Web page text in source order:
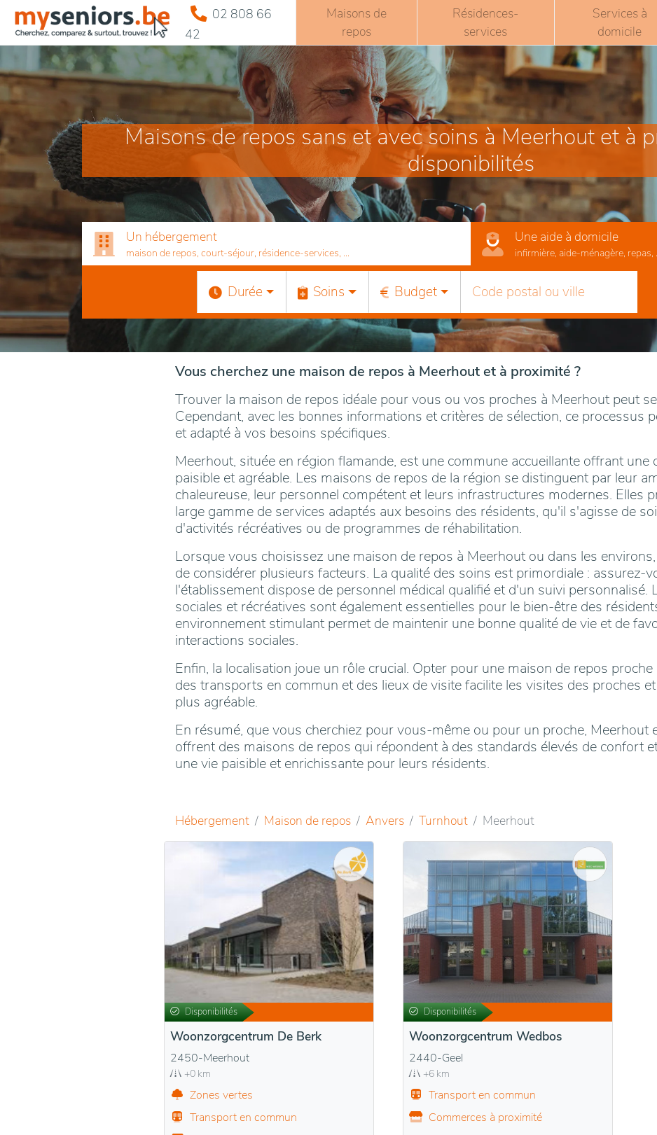
02 808 66
42
Maisons de
repos
Résidences-
services
Services à
domicile
Maisons de repos sans et avec soins à Meerhout et à
disponibilités
Un hébergement
maison de repos, court-séjour, résidence-services, ...
Une aide à domicile
infirmière, aide-ménagère, repas,
Durée Soins Budget
Vous cherchez une maison de repos à Meerhout et à proximité ?
Trouver la maison de repos idéale pour vous ou vos proches à Meerhout peut
Cependant, avec les bonnes informations et critères de sélection, ce processus
et adapté à vos besoins spécifiques.
Meerhout, située en région flamande, est une commune accueillante offrant une
paisible et agréable. Les maisons de repos de la région se distinguent par leur
chaleureuse, leur personnel compétent et leurs infrastructures modernes. Elles
large gamme de services adaptés aux besoins des résidents, qu'il s'agisse de
d'activités récréatives ou de programmes de réhabilitation.
Lorsque vous choisissez une maison de repos à Meerhout ou dans les
de considérer plusieurs facteurs. La qualité des soins est primordiale : assurez-
l'établissement dispose de personnel médical qualifié et d'un suivi personnalisé.
sociales et récréatives sont également essentielles pour le bien-être des
environnement stimulant permet de maintenir une bonne qualité de vie et de
interactions sociales.
Enfin, la localisation joue un rôle crucial. Opter pour une maison de repos
des transports en commun et des lieux de visite facilite les visites des proches
plus agréable.
En résumé, que vous cherchiez pour vous-même ou pour un proche, Meerhout
offrent des maisons de repos qui répondent à des standards élevés de confort
une vie paisible et enrichissante pour leurs résidents.
Hébergement Maison de repos Anvers Turnhout Meerhout
Disponibilités
Woonzorgcentrum De Berk
2450-Meerhout
+0 km
Zones vertes
Transport en commun
Disponibilités
Woonzorgcentrum Wedbos
2440-Geel
+6 km
Transport en commun
Commerces à proximité